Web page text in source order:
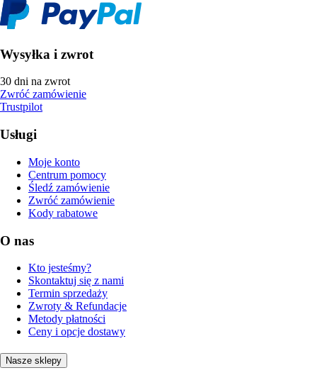
Wysyłka i zwrot
30 dni na zwrot
Zwróć zamówienie
Trustpilot
Usługi
Moje konto
Centrum pomocy
Śledź zamówienie
Zwróć zamówienie
Kody rabatowe
O nas
Kto jesteśmy?
Skontaktuj się z nami
Termin sprzedaży
Zwroty & Refundacje
Metody płatności
Ceny i opcje dostawy
Nasze sklepy